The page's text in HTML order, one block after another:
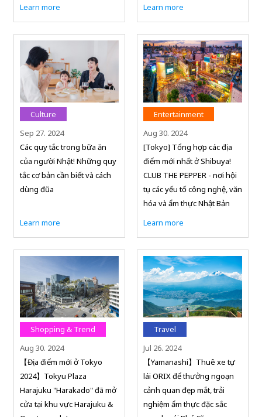
Learn more
Learn more
Culture
Sep 27. 2024
Các quy tắc trong bữa ăn
của người Nhật! Những quy
tắc cơ bản cần biết và cách
dùng đũa
Learn more
Entertainment
Aug 30. 2024
[Tokyo] Tổng hợp các địa
điểm mới nhất ở Shibuya!
CLUB THE PEPPER - nơi hội
tụ các yếu tố công nghệ, văn
hóa và ẩm thực Nhật Bản
Learn more
Shopping & Trend
Aug 30. 2024
【Địa điểm mới ở Tokyo
2024】Tokyu Plaza
Harajuku "Harakado" đã mở
cửa tại khu vực Harajuku &
Travel
Jul 26. 2024
【Yamanashi】Thuê xe tự
lái ORIX để thưởng ngoạn
cảnh quan đẹp mắt, trải
nghiệm ẩm thực đặc sắc